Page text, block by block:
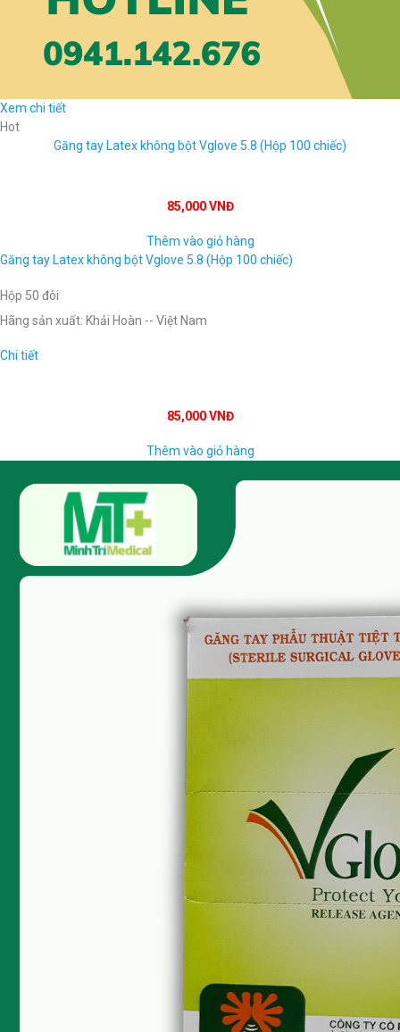
Xem chi tiết
Hot
Găng tay Latex không bột Vglove 5.8 (Hộp 100 chiếc)
85,000 VNĐ
Thêm vào giỏ hàng
Găng tay Latex không bột Vglove 5.8 (Hộp 100 chiếc)
Hộp 50 đôi
Hãng sản xuất: Khải Hoàn -- Việt Nam
Chi tiết
85,000 VNĐ
Thêm vào giỏ hàng